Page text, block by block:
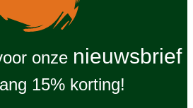
onze nieuwsbrief
15% korting!